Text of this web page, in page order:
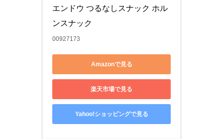
エンドウ つるなしスナック ホル
ンスナック
00927173
Amazonで見る
楽天市場で見る
Yahoo!ショッピングで見る